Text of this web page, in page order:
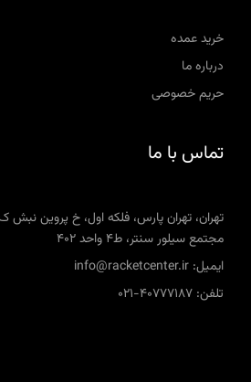
خرید عمده
درباره ما
حریم خصوصی
تماس با ما
مجتمع سیلور سنتر، ط4 واحد 402
ایمیل: info@racketcenter.ir
تلفن: 40777187-021